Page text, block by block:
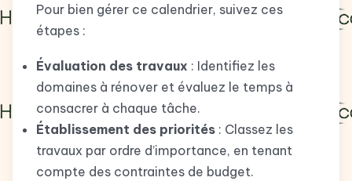
Pour bien gérer ce calendrier, suivez ces
étapes :
Évaluation des travaux : Identifiez les
domaines à rénover et évaluez le temps à
consacrer à chaque tâche.
Établissement des priorités : Classez les
travaux par ordre d’importance, en tenant
compte des contraintes de budget.